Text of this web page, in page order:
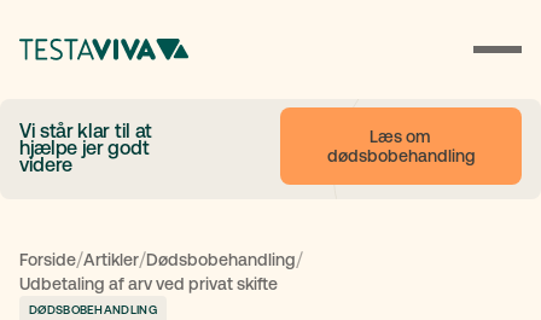
Vi står klar til at
hjælpe jer godt
videre
Læs om
dødsbobehandling
Forside/Artikler/Dødsbobehandling/
Udbetaling af arv ved privat skifte
DØDSBOBEHANDLING